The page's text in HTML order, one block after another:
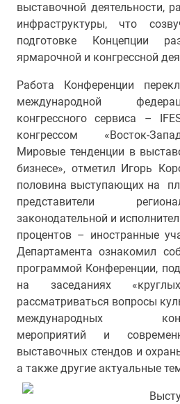
выставочной деятельности,
инфраструктуры, что
подготовке Концепции
ярмарочной и конгрессной
Работа Конференции
международной
конгреcсного сервиса –
конгрессом «Восток-
Мировые тенденции в
бизнесе», отметил Игорь
половина выступающих на
представители
законодательной и
процентов – иностранные
Департамента ознакомил
программой Конференции,
на заседаниях
рассматриваться вопросы
международных
мероприятий и
выставочных стендов и
а также другие актуальные